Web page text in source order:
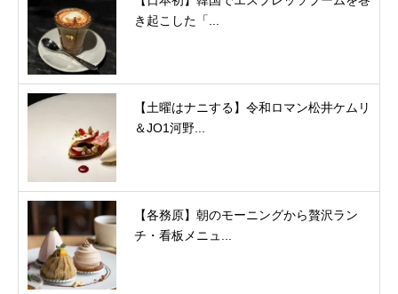
き起こした「...
【土曜はナニする】令和ロマン松井ケムリ
＆JO1河野...
【各務原】朝のモーニングから贅沢ラン
チ・看板メニュ...